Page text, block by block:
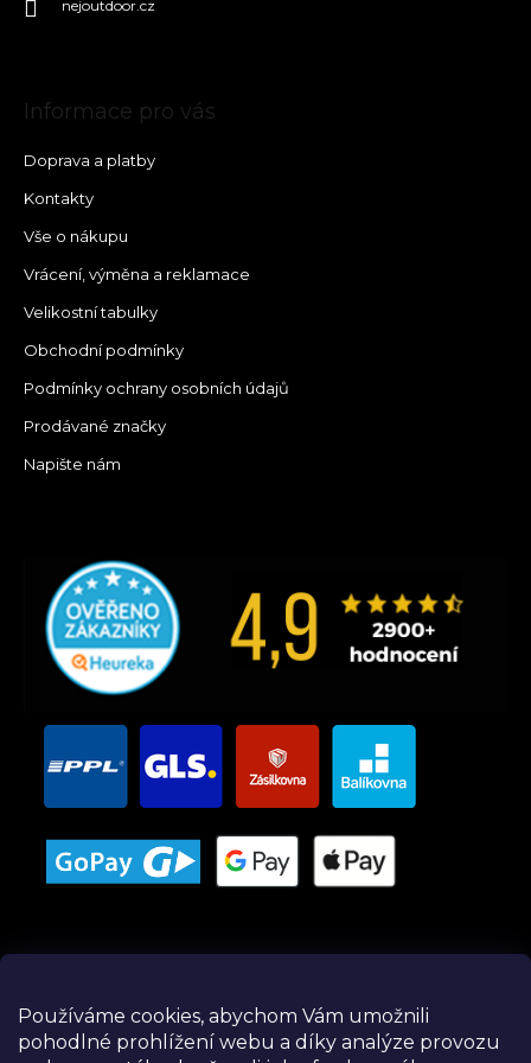
Používáme cookies, abychom Vám umožnili
pohodlné prohlížení webu a díky analýze provozu
nejoutdoor.cz
Informace pro vás
Doprava a platby
Kontakty
Vše o nákupu
Vrácení, výměna a reklamace
Velikostní tabulky
Obchodní podmínky
Podmínky ochrany osobních údajů
Prodávané značky
Napište nám
Instagram